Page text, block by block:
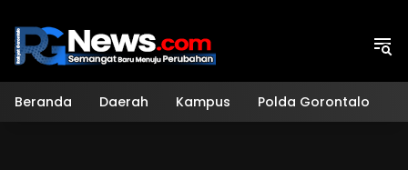
konten
Beranda Daerah Kampus Polda Gorontalo